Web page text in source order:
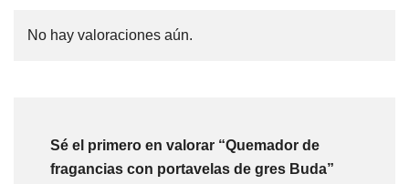
No hay valoraciones aún.
Sé el primero en valorar “Quemador de
fragancias con portavelas de gres Buda”